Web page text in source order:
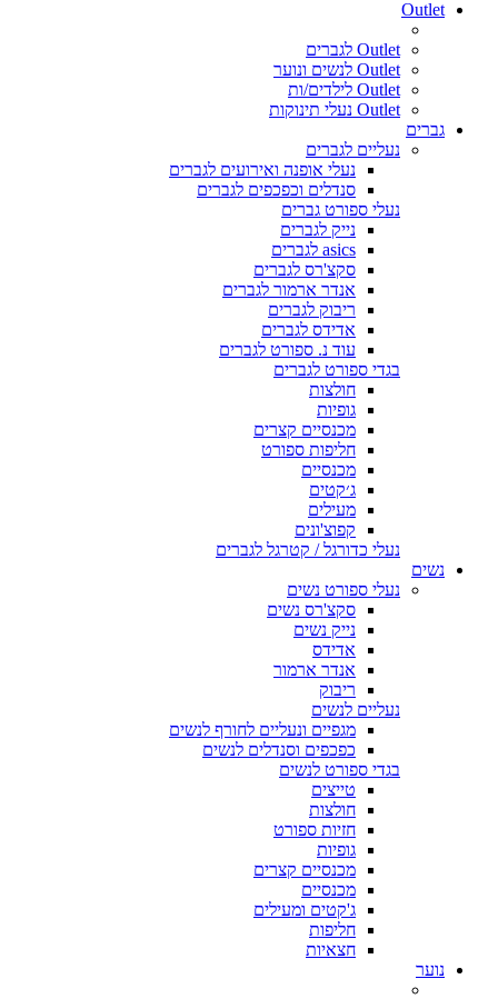
Outlet
Outlet לגברים
Outlet לנשים ונוער
Outlet לילדים/ות
Outlet נעלי תינוקות
גברים
נעליים לגברים
נעלי אופנה ואירועים לגברים
סנדלים וכפכפים לגברים
נעלי ספורט גברים
נייק לגברים
asics לגברים
סקצ'רס לגברים
אנדר ארמור לגברים
ריבוק לגברים
אדידס לגברים
עוד נ. ספורט לגברים
בגדי ספורט לגברים
חולצות
גופיות
מכנסיים קצרים
חליפות ספורט
מכנסיים
ג׳קטים
מעילים
קפוצ'ונים
נעלי כדורגל / קטרגל לגברים
נשים
נעלי ספורט נשים
סקצ'רס נשים
נייק נשים
אדידס
אנדר ארמור
ריבוק
נעליים לנשים
מגפיים ונעליים לחורף לנשים
כפכפים וסנדלים לנשים
בגדי ספורט לנשים
טייצים
חולצות
חזיות ספורט
גופיות
מכנסיים קצרים
מכנסיים
ג'קטים ומעילים
חליפות
חצאיות
נוער